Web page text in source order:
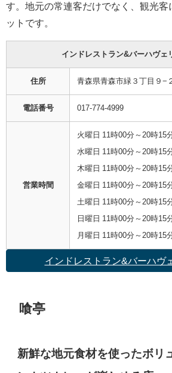
す。地元の常連客だけでなく、観光客
ットです。
インドレストラン&バーハヴェ
住所 青森県青森市緑３丁目９−
電話番号 017-774-4999
営業時間
火曜日 11時00分～20時15
水曜日 11時00分～20時15
木曜日 11時00分～20時15
金曜日 11時00分～20時15
土曜日 11時00分～20時15
日曜日 11時00分～20時15
月曜日 11時00分～20時15
インドレストラン&バーハヴ
喰亭
新鮮な地元食材を使ったボリ